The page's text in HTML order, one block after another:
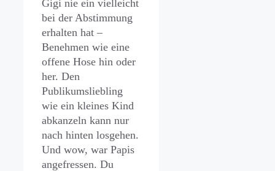
Gigi nie ein vielleicht
bei der Abstimmung
erhalten hat –
Benehmen wie eine
offene Hose hin oder
her. Den
Publikumsliebling
wie ein kleines Kind
abkanzeln kann nur
nach hinten losgehen.
Und wow, war Papis
angefressen. Du